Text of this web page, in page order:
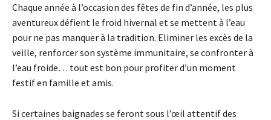
Chaque année à l’occasion des fêtes de fin d’année, les plus
aventureux défient le froid hivernal et se mettent à l’eau
pour ne pas manquer à la tradition. Eliminer les excès de la
veille, renforcer son système immunitaire, se confronter à
l’eau froide… tout est bon pour profiter d’un moment
festif en famille et amis.
Si certaines baignades se feront sous l’œil attentif des